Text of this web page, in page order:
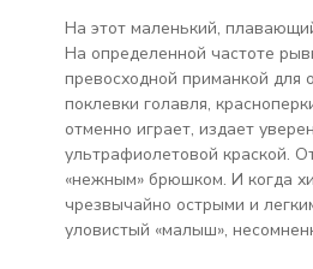
На этот маленький,
На определенной частоте
превосходной приманкой
поклевки голавля,
отменно играет, издает
ультрафиолетовой краской.
«нежным» брюшком. И когда
чрезвычайно острыми и
уловистый «малыш»,